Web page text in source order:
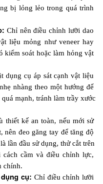
bị lỏng lẻo trong quá trình
Chỉ nên điều chỉnh lưỡi dao
liệu mỏng như veneer hay
kiểm soát hoặc làm hỏng vật
dụng cụ áp sát cạnh vật liệu
nhàng theo một hướng để
mạnh, tránh làm trầy xước
thiết kế an toàn, nếu mới sử
nên đeo găng tay để tăng độ
lần đầu sử dụng, thử cắt trên
cầm và điều chỉnh lực,
chính.
cụ: Chỉ điều chỉnh lưỡi